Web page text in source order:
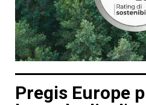
Pregis Europe